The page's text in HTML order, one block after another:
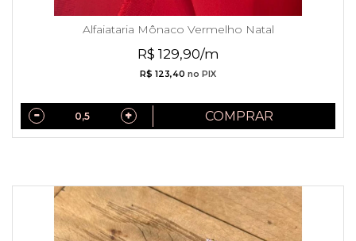
Alfaiataria Mônaco Vermelho Natal
R$ 129,90/m
R$ 123,40 no PIX
COMPRAR